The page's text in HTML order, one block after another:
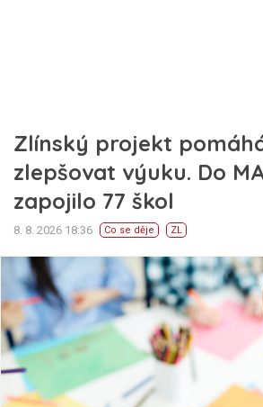
Zlínský projekt
zlepšovat výuku. Do
zapojilo 77 škol
8. 8. 2026 18:36 Co se děje ZL